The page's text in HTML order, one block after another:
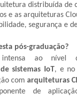
distribuída de
e as arquiteturas
segurança e
pós-graduação?
intensa ao nível
sistemas IoT, e no
com arquiteturas
de